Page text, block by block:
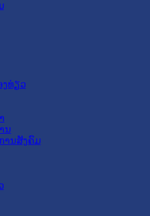
ງທ່ຽວ
ນ
ານສັງຄົມ